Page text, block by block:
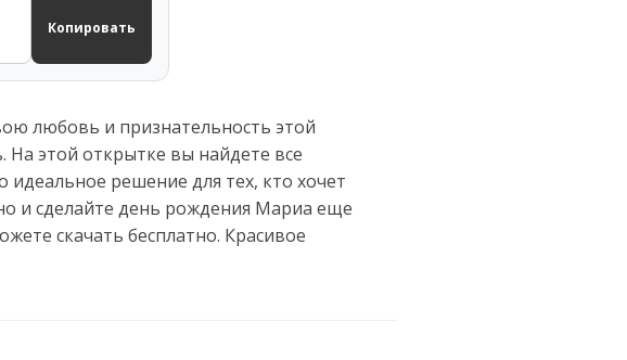
Копировать
любовь и признательность этой
На этой открытке вы найдете все
решение для тех, кто хочет
и сделайте день рождения Мариа еще
скачать бесплатно. Красивое